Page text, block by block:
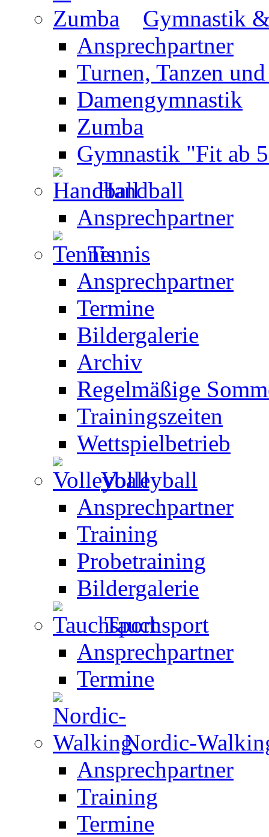
Gymnastik
Ansprechpartner
Turnen, Tanzen
Damengymnastik
Zumba
Gymnastik "Fit ab
Handball
Ansprechpartner
Tennis
Ansprechpartner
Termine
Bildergalerie
Archiv
Regelmäßige
Trainingszeiten
Wettspielbetrieb
Volleyball
Ansprechpartner
Training
Probetraining
Bildergalerie
Tauchsport
Ansprechpartner
Termine
Nordic-
Ansprechpartner
Training
Termine